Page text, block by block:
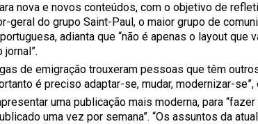
nova e novos conteúdos, com o objetivo de
geral do grupo Saint-Paul, o maior grupo de
adianta que “não é apenas o layout que
de emigração trouxeram pessoas que têm
é preciso adaptar-se, mudar, modernizar-
uma publicação mais moderna, para
uma vez por semana”. “Os assuntos da